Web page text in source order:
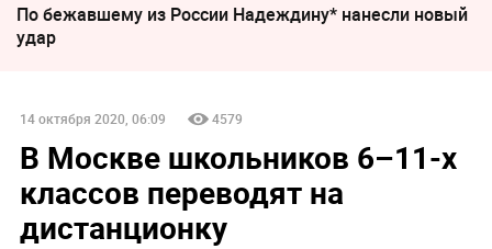
По бежавшему из России Надеждину* нанесли новый
удар
14 октября 2020, 06:09 4579
В Москве школьников 6–11-х
классов переводят на
дистанционку